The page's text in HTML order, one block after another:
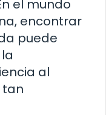
el mundo
encontrar
puede
al
tan